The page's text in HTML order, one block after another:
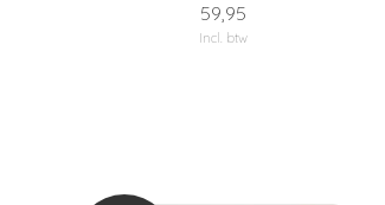
59,95
Incl. btw